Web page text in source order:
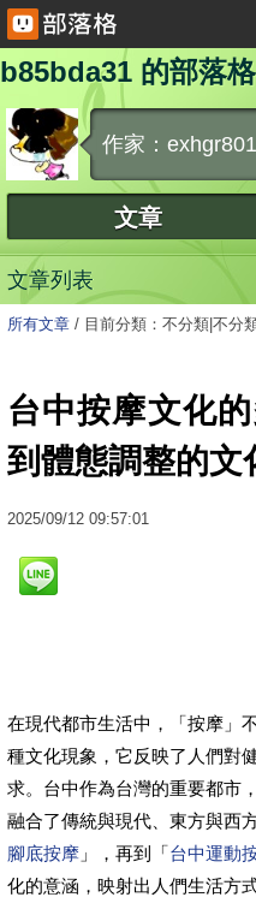
b85bda31 的部落格
作家：
文章
文章列表
所有文章 / 目前分類：不分類|不分
台中按摩文化
到體態調整的文
2025/09/12 09:57:01
在現代都市生活中，「按摩」
種文化現象，它反映了人們對
求。台中作為台灣的重要都市
融合了傳統與現代、東方與西
腳底按摩 」，再到「台中運動
化的意涵，映射出人們生活方